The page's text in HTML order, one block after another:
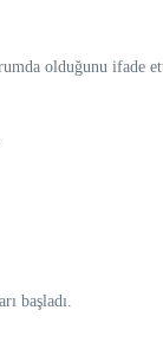
olduğunu ifade
başladı.